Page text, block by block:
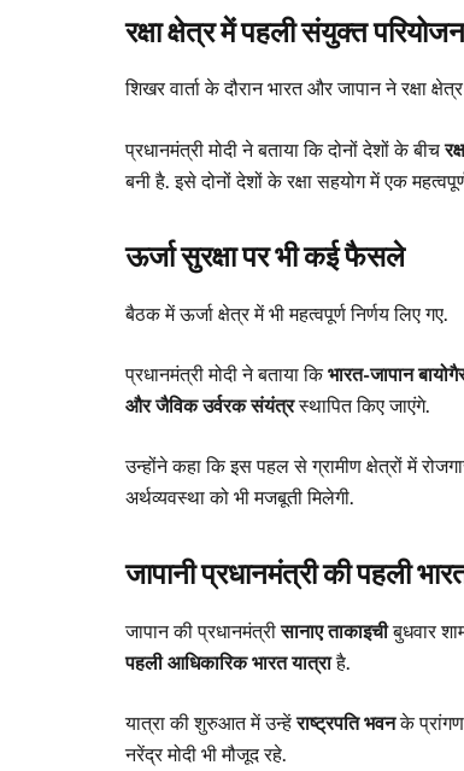
रक्षा क्षेत्र में पहली संयुक्त
शिखर वार्ता के दौरान भारत और जापान ने रक्षा
प्रधानमंत्री मोदी ने बताया कि दोनों देशों के बीच
बनी है. इसे दोनों देशों के रक्षा सहयोग में एक
ऊर्जा सुरक्षा पर भी कई फैसले
बैठक में ऊर्जा क्षेत्र में भी महत्वपूर्ण निर्णय लिए गए.
प्रधानमंत्री मोदी ने बताया किभारत-जापान
और जैविक उर्वरक संयंत्रस्थापित किए जाएंगे.
उन्होंने कहा कि इस पहल से ग्रामीण क्षेत्रों में
अर्थव्यवस्था को भी मजबूती मिलेगी.
जापानी प्रधानमंत्री की पहली
जापान की प्रधानमंत्रीसानाए ताकाइचीबुधवार
पहली आधिकारिक भारत यात्राहै.
यात्रा की शुरुआत में उन्हेंराष्ट्रपति भवनके
नरेंद्र मोदी भी मौजूद रहे.